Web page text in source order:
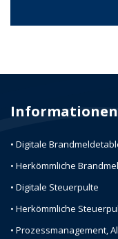
Informationen
• Digitale
• Herkömmliche
• Digitale Steuerpulte
• Herkömmliche
• Prozessmanagement,